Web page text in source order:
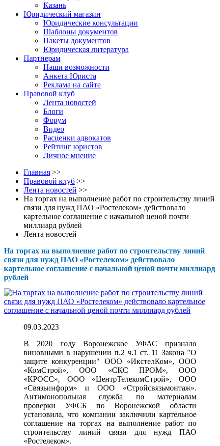
Казань
Юридический магазин
Юридические консультации
Шаблоны документов
Пакеты документов
Юридическая литература
Партнерам
Наши возможности
Анкета Юриста
Реклама на сайте
Правовой клуб
Лента новостей
Блоги
Форум
Видео
Расценки адвокатов
Рейтинг юристов
Личное мнение
Главная >>
Правовой клуб >>
Лента новостей >>
На торгах на выполнение работ по строительству линий
связи для нужд ПАО «Ростелеком» действовало
картельное соглашение с начальной ценой почти
миллиард рублей
Лента новостей
На торгах на выполнение работ по строительству линий
связи для нужд ПАО «Ростелеком» действовало
картельное соглашение с начальной ценой почти миллиард
рублей
09.03.2023
В 2020 году Воронежское УФАС признало
виновными в нарушении п.2 ч.1 ст. 11 Закона "О
защите конкуренции" ООО «ИкстелКом», ООО
«КомСтрой», ООО «СКС ПРОМ», ООО
«КРОСС», ООО «ЦентрТелекомСтрой», ООО
«Связьинформ» и ООО «Стройсвязьмонтаж».
Антимонопольная служба по материалам
проверки УФСБ по Воронежской области
установила, что компании заключили картельное
соглашение на торгах на выполнение работ по
строительству линий связи для нужд ПАО
«Ростелеком».